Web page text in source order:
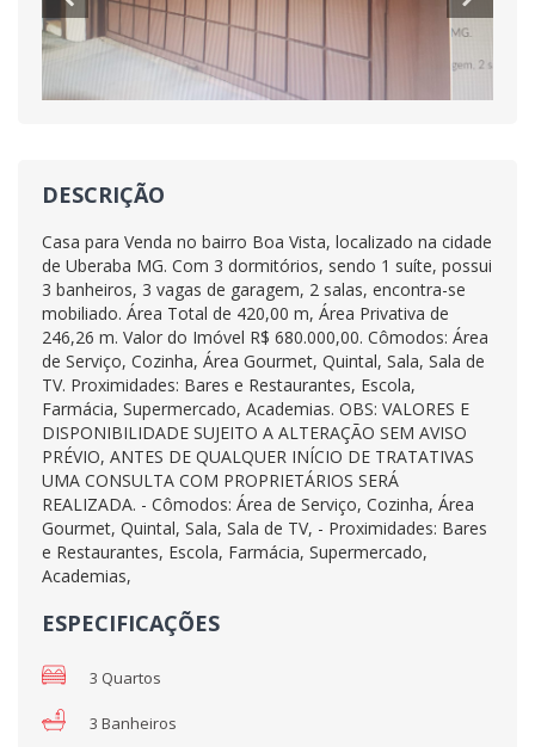
DESCRIÇÃO
Casa para Venda no bairro Boa Vista, localizado na cidade
de Uberaba MG. Com 3 dormitórios, sendo 1 suíte, possui
3 banheiros, 3 vagas de garagem, 2 salas, encontra-se
mobiliado. Área Total de 420,00 m, Área Privativa de
246,26 m. Valor do Imóvel R$ 680.000,00. Cômodos: Área
de Serviço, Cozinha, Área Gourmet, Quintal, Sala, Sala de
TV. Proximidades: Bares e Restaurantes, Escola,
Farmácia, Supermercado, Academias. OBS: VALORES E
DISPONIBILIDADE SUJEITO A ALTERAÇÃO SEM AVISO
PRÉVIO, ANTES DE QUALQUER INÍCIO DE TRATATIVAS
UMA CONSULTA COM PROPRIETÁRIOS SERÁ
REALIZADA. - Cômodos: Área de Serviço, Cozinha, Área
Gourmet, Quintal, Sala, Sala de TV, - Proximidades: Bares
e Restaurantes, Escola, Farmácia, Supermercado,
Academias,
ESPECIFICAÇÕES
3 Quartos
3 Banheiros